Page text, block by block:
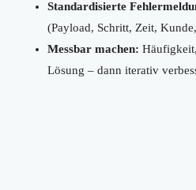
Standardisierte
(Payload, Schritt, Zeit,
Messbar machen:
Lösung – dann iterativ